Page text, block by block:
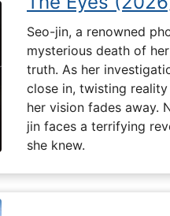
Seo-jin, a renowned
mysterious death of
truth. As her
close in, twisting
her vision fades away.
jin faces a terrifying
she knew.